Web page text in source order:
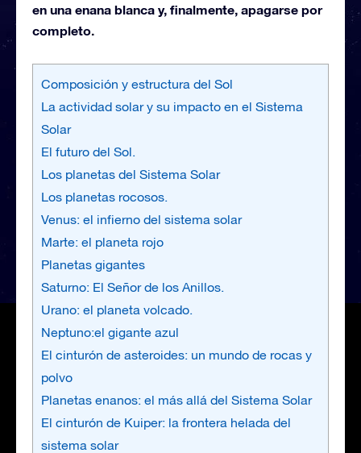
en una enana blanca y, finalmente, apagarse por
completo.
Composición y estructura del Sol
La actividad solar y su impacto en el Sistema
Solar
El futuro del Sol.
Los planetas del Sistema Solar
Los planetas rocosos.
Venus: el infierno del sistema solar
Marte: el planeta rojo
Planetas gigantes
Saturno: El Señor de los Anillos.
Urano: el planeta volcado.
Neptuno:el gigante azul
El cinturón de asteroides: un mundo de rocas y
polvo
Planetas enanos: el más allá del Sistema Solar
El cinturón de Kuiper: la frontera helada del
sistema solar